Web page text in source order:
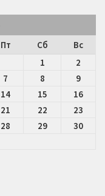
Пт Сб
Вс
1
2
7 8
9
14 15
16
21 22
23
28 29
30